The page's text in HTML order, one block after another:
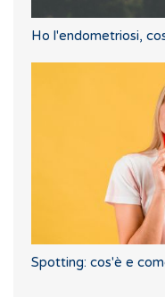
Ho l'endometriosi,
Spotting: cos'è e